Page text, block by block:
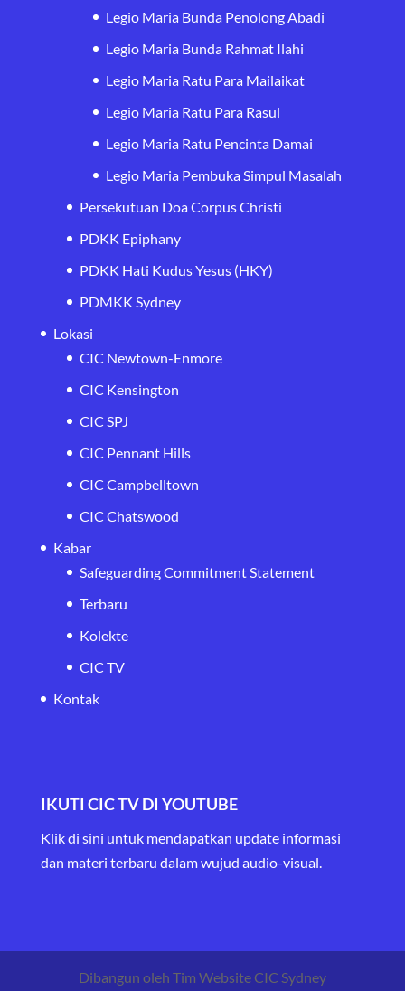
Legio Maria Bunda Penolong Abadi
Legio Maria Bunda Rahmat Ilahi
Legio Maria Ratu Para Mailaikat
Legio Maria Ratu Para Rasul
Legio Maria Ratu Pencinta Damai
Legio Maria Pembuka Simpul Masalah
Persekutuan Doa Corpus Christi
PDKK Epiphany
PDKK Hati Kudus Yesus (HKY)
PDMKK Sydney
Lokasi
CIC Newtown-Enmore
CIC Kensington
CIC SPJ
CIC Pennant Hills
CIC Campbelltown
CIC Chatswood
Kabar
Safeguarding Commitment Statement
Terbaru
Kolekte
CIC TV
Kontak
IKUTI CIC TV DI YOUTUBE
Klik di sini untuk mendapatkan update informasi
dan materi terbaru dalam wujud audio-visual.
Dibangun oleh Tim Website CIC Sydney